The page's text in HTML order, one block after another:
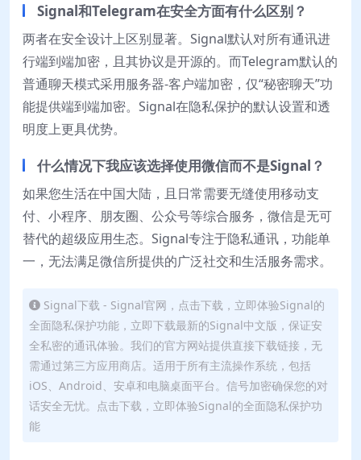
Signal和Telegram在安全方面有什么区别？
两者在安全设计上区别显著。Signal默认对所有通讯进
行端到端加密，且其协议是开源的。而Telegram默认的
普通聊天模式采用服务器-客户端加密，仅“秘密聊天”功
能提供端到端加密。Signal在隐私保护的默认设置和透
明度上更具优势。
什么情况下我应该选择使用微信而不是Signal？
如果您生活在中国大陆，且日常需要无缝使用移动支
付、小程序、朋友圈、公众号等综合服务，微信是无可
替代的超级应用生态。Signal专注于隐私通讯，功能单
一，无法满足微信所提供的广泛社交和生活服务需求。
Signal下载 - Signal官网，点击下载，立即体验Signal的
全面隐私保护功能，立即下载最新的Signal中文版，保证安
全私密的通讯体验。我们的官方网站提供直接下载链接，无
需通过第三方应用商店。适用于所有主流操作系统，包括
iOS、Android、安卓和电脑桌面平台。信号加密确保您的对
话安全无忧。点击下载，立即体验Signal的全面隐私保护功
能